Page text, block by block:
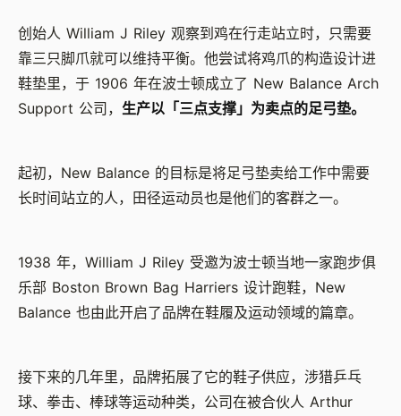
创始人 William J Riley 观察到鸡在行走站立时，只需要
靠三只脚爪就可以维持平衡。他尝试将鸡爪的构造设计进
鞋垫里，于 1906 年在波士顿成立了 New Balance Arch
Support 公司， 生产以「三点支撑」为卖点的足弓垫。
起初，New Balance 的目标是将足弓垫卖给工作中需要
长时间站立的人，田径运动员也是他们的客群之一。
1938 年，William J Riley 受邀为波士顿当地一家跑步俱
乐部 Boston Brown Bag Harriers 设计跑鞋，New
Balance 也由此开启了品牌在鞋履及运动领域的篇章。
接下来的几年里，品牌拓展了它的鞋子供应，涉猎乒乓
球、拳击、棒球等运动种类，公司在被合伙人 Arthur